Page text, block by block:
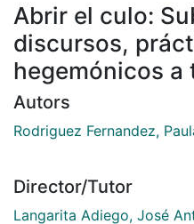
Abrir el culo:
discursos,
hegemónicos a
Autors
Rodriguez Fernandez,
Director/Tutor
Langarita Adiego, José